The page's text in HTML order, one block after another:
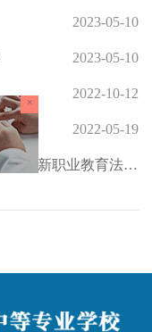
2023-05-10
2023-05-10
2022-10-12
2022-05-19
我校组织参加中国高等教育学会“学校贯彻新职业教育法宣讲大会”线上培训会
×